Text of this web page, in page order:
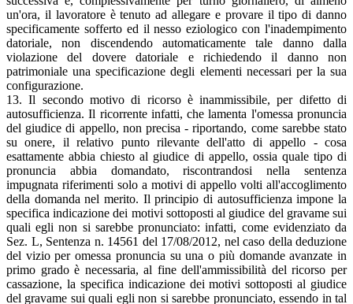
un'ora, il lavoratore è tenuto ad allegare e provare il tipo di danno
specificamente sofferto ed il nesso eziologico con l'inadempimento
datoriale, non discendendo automaticamente tale danno dalla
violazione del dovere datoriale e richiedendo il danno non
patrimoniale una specificazione degli elementi necessari per la sua
configurazione.
13. Il secondo motivo di ricorso è inammissibile, per difetto di
autosufficienza. Il ricorrente infatti, che lamenta l'omessa pronuncia
del giudice di appello, non precisa - riportando, come sarebbe stato
su onere, il relativo punto rilevante dell'atto di appello - cosa
esattamente abbia chiesto al giudice di appello, ossia quale tipo di
pronuncia abbia domandato, riscontrandosi nella sentenza
impugnata riferimenti solo a motivi di appello volti all'accoglimento
della domanda nel merito. Il principio di autosufficienza impone la
specifica indicazione dei motivi sottoposti al giudice del gravame sui
quali egli non si sarebbe pronunciato: infatti, come evidenziato da
Sez. L, Sentenza n. 14561 del 17/08/2012, nel caso della deduzione
del vizio per omessa pronuncia su una o più domande avanzate in
primo grado è necessaria, al fine dell'ammissibilità del ricorso per
cassazione, la specifica indicazione dei motivi sottoposti al giudice
del gravame sui quali egli non si sarebbe pronunciato, essendo in tal